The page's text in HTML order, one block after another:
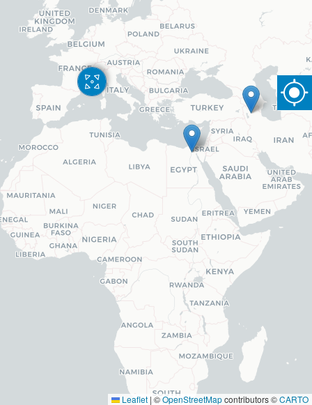
Leaflet | ©OpenStreetMapcontributors ©CARTO